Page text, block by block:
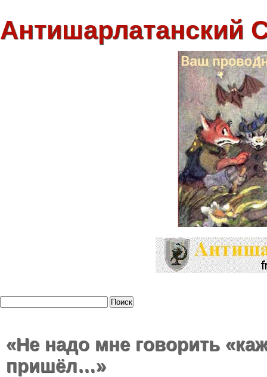
Антишарлатанский
«Не надо мне говорить
пришёл…»